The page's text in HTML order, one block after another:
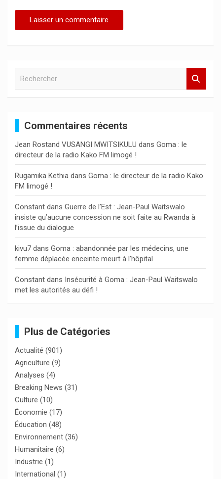
c
h
e
r
Commentaires récents
Jean Rostand VUSANGI MWITSIKULU dans Goma : le
directeur de la radio Kako FM limogé !
Rugamika Kethia dans Goma : le directeur de la radio Kako
FM limogé !
Constant dans Guerre de l’Est : Jean-Paul Waitswalo
insiste qu’aucune concession ne soit faite au Rwanda à
l’issue du dialogue
kivu7 dans Goma : abandonnée par les médecins, une
femme déplacée enceinte meurt à l’hôpital
Constant dans Insécurité à Goma : Jean-Paul Waitswalo
met les autorités au défi !
Plus de Catégories
Actualité (901)
Agriculture (9)
Analyses (4)
Breaking News (31)
Culture (10)
Économie (17)
Éducation (48)
Environnement (36)
Humanitaire (6)
Industrie (1)
International (1)